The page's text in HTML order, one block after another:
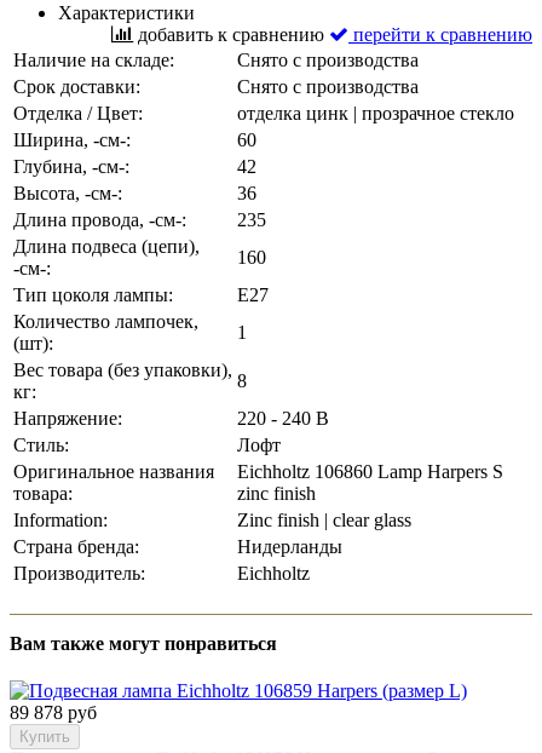
Характеристики
добавить к сравнению
перейти к сравнению
Наличие на складе:
Снято с производства
Срок доставки:
Снято с производства
Отделка / Цвет:
отделка цинк | прозрачное стекло
Ширина, -см-:
60
Глубина, -см-:
42
Высота, -см-:
36
Длина провода, -см-:
235
Длина подвеса (цепи),
-см-:
160
Тип цоколя лампы:
E27
Количество лампочек,
(шт):
1
Вес товара (без упаковки),
кг:
8
Напряжение:
220 - 240 В
Стиль:
Лофт
Оригинальное названия
товара:
Eichholtz 106860 Lamp Harpers S
zinc finish
Information:
Zinc finish | clear glass
Страна бренда:
Нидерланды
Производитель:
Eichholtz
Вам также могут понравиться
89 878 руб
Купить